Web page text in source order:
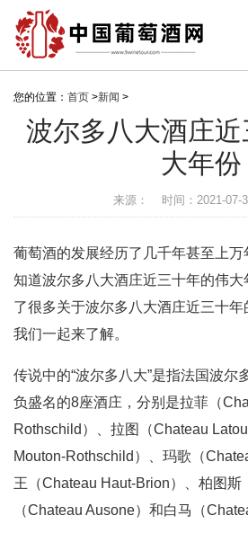
您的位置： 首页 >新闻 >
波尔多八大酒庄
大年份
来源： 时间：2021-07-
葡萄酒的发展经历了几千年甚至上
知道波尔多八大酒庄近三十年的伟
了很多关于波尔多八大酒庄近三十
我们一起来了解。
传说中的“波尔多八大”是指法国波尔
负盛名的8座酒庄，分别是拉菲（
Rothschild）、拉图（Chateau
Mouton-Rothschild）、玛歌（
王（Chateau Haut-Brion）、柏图斯
（Chateau Ausone）和白马（